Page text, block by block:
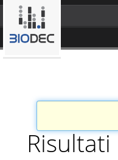
Automazione
Bioinformatica
Risultati